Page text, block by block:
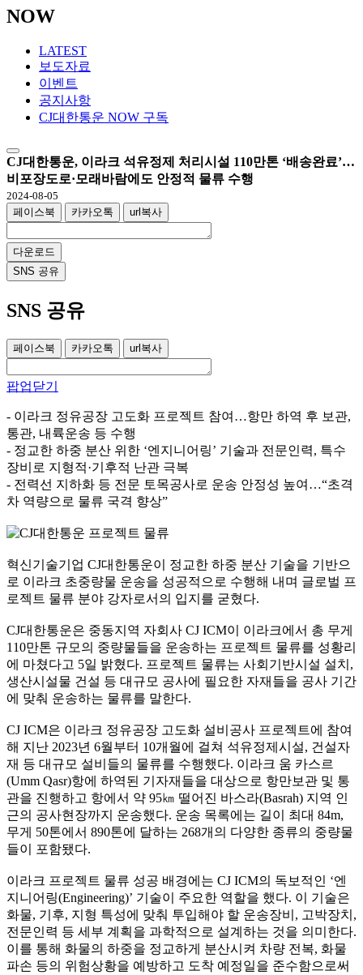
NOW
LATEST
보도자료
이벤트
공지사항
CJ대한통운 NOW 구독
CJ대한통운, 이라크 석유정제 처리시설 110만톤 ‘배송완료’…
비포장도로·모래바람에도 안정적 물류 수행
2024-08-05
페이스북
카카오톡 url복사
다운로드
SNS 공유
SNS 공유
페이스북 카카오톡 url복사
팝업닫기
- 이라크 정유공장 고도화 프로젝트 참여…항만 하역 후 보관,
통관, 내륙운송 등 수행
- 정교한 하중 분산 위한 ‘엔지니어링’ 기술과 전문인력, 특수
장비로 지형적·기후적 난관 극복
- 전력선 지하화 등 전문 토목공사로 운송 안정성 높여…“초격
차 역량으로 물류 국격 향상”
혁신기술기업 CJ대한통운이 정교한 하중 분산 기술을 기반으
로 이라크 초중량물 운송을 성공적으로 수행해 내며 글로벌 프
로젝트 물류 분야 강자로서의 입지를 굳혔다.
CJ대한통운은 중동지역 자회사 CJ ICM이 이라크에서 총 무게
110만톤 규모의 중량물들을 운송하는 프로젝트 물류를 성황리
에 마쳤다고 5일 밝혔다. 프로젝트 물류는 사회기반시설 설치,
생산시설물 건설 등 대규모 공사에 필요한 자재들을 공사 기간
에 맞춰 운송하는 물류를 말한다.
CJ ICM은 이라크 정유공장 고도화 설비공사 프로젝트에 참여
해 지난 2023년 6월부터 10개월에 걸쳐 석유정제시설, 건설자
재 등 대규모 설비들의 물류를 수행했다. 이라크 움 카스르
(Umm Qasr)항에 하역된 기자재들을 대상으로 항만보관 및 통
관을 진행하고 항에서 약 95㎞ 떨어진 바스라(Basrah) 지역 인
근의 공사현장까지 운송했다. 운송 목록에는 길이 최대 84m,
무게 50톤에서 890톤에 달하는 268개의 다양한 종류의 중량물
들이 포함됐다.
이라크 프로젝트 물류 성공 배경에는 CJ ICM의 독보적인 ‘엔
지니어링(Engineering)’ 기술이 주요한 역할을 했다. 이 기술은
화물, 기후, 지형 특성에 맞춰 투입해야 할 운송장비, 고박장치,
전문인력 등 세부 계획을 과학적으로 설계하는 것을 의미한다.
이를 통해 화물의 하중을 정교하게 분산시켜 차량 전복, 화물
파손 등의 위험상황을 예방하고 도착 예정일을 준수함으로써